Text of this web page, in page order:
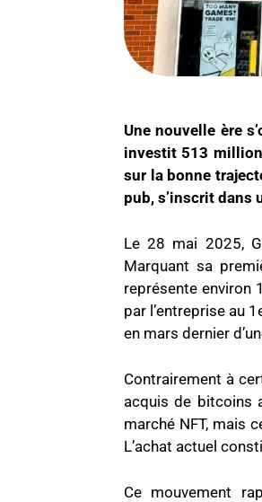
Une nouvelle ère
investit 513
sur la bonne
pub, s’inscrit dans
Le 28 mai 2025,
Marquant sa
représente environ
par l’entreprise au
en mars dernier
Contrairement à
acquis de bitcoins
marché NFT, mais
L’achat actuel
Ce mouvement